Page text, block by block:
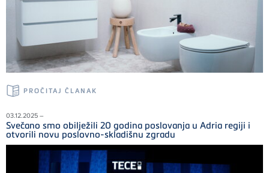
PROČITAJ ČLANAK
03.12.2025 –
Svečano smo obilježili 20 godina poslovanja u Adria regiji i
otvorili novu poslovno-skladišnu zgradu